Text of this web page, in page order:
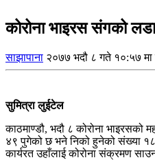
कोरोना भाइरस संगको
साझापाना २०७७ भदौ ८ गते १०:५७ मा
सुमित्रा लुईटेल
काठमाण्डौ, भदौ ८ कोरोना
४९ पुगेको छ भने निको हुनेको संख्या १८
कार्यरत उहाँलाई कोरोना संक्रमण